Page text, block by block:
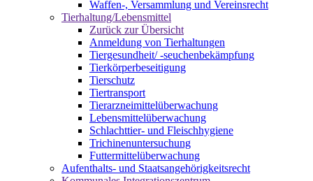
Waffen-, Versammlung und Vereinsrecht
Tierhaltung/Lebensmittel
Zurück zur Übersicht
Anmeldung von Tierhaltungen
Tiergesundheit/ -seuchenbekämpfung
Tierkörperbeseitigung
Tierschutz
Tiertransport
Tierarzneimittelüberwachung
Lebensmittelüberwachung
Schlachttier- und Fleischhygiene
Trichinenuntersuchung
Futtermittelüberwachung
Aufenthalts- und Staatsangehörigkeitsrecht